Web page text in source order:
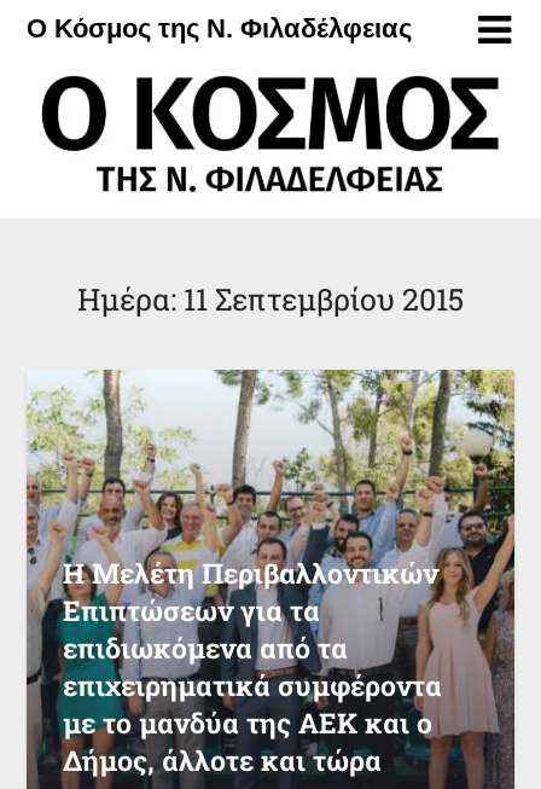
Μετάβαση
περιεχόμενο
Ο Κόσμος της Ν. Φιλαδέλφειας
Ημέρα: 11 Σεπτεμβρίου 2015
Η Μελέτη Περιβαλλοντικών
Επιπτώσεων για τα
επιδιωκόμενα από τα
επιχειρηματικά συμφέροντα
με το μανδύα της ΑΕΚ και ο
Δήμος, άλλοτε και τώρα